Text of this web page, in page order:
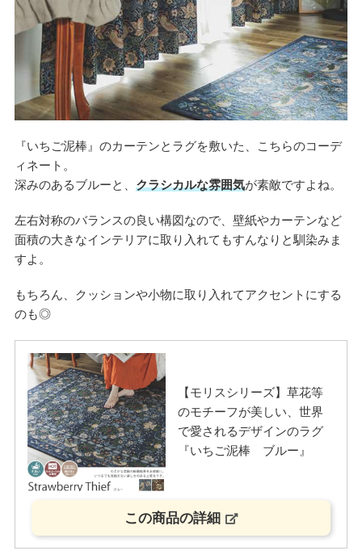
『いちご泥棒』のカーテンとラグを敷いた、こちらのコーデ
ィネート。
深みのあるブルーと、 クラシカルな雰囲気が素敵ですよね。
左右対称のバランスの良い構図なので、壁紙やカーテンなど
面積の大きなインテリアに取り入れてもすんなりと馴染みま
すよ。
もちろん、クッションや小物に取り入れてアクセントにする
のも◎
【モリスシリーズ】草花等
のモチーフが美しい、世界
で愛されるデザインのラグ
『いちご泥棒 ブルー』
この商品の詳細